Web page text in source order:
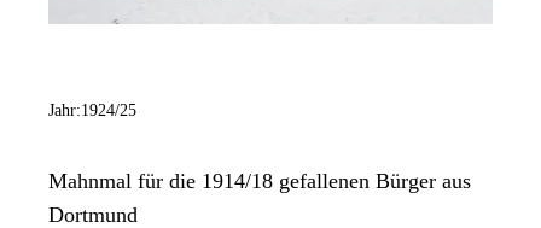
Jahr:1924/25
Mahnmal für die 1914/18 gefallenen Bürger aus
Dortmund